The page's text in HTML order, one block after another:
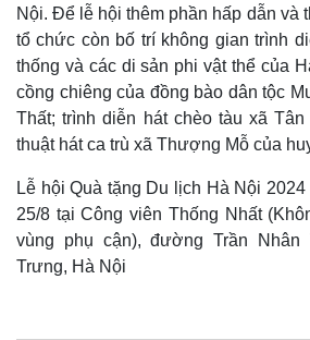
Nội. Để lễ hội thêm phần hấp dẫn và
tổ chức còn bố trí không gian trình
thống và các di sản phi vật thể của
cồng chiêng của đồng bào dân tộc
Thất; trình diễn hát chèo tàu xã
thuật hát ca trù xã Thượng Mỗ của
Lễ hội Quà tặng Du lịch Hà Nội
25/8 tại Công viên Thống Nhất
vùng phụ cận), đường Trần Nhân
Trưng, Hà Nội